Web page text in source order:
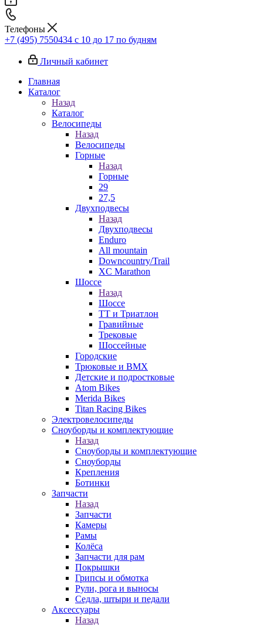
Телефоны
+7 (495) 7550434 с 10 до 17 по будням
Личный кабинет
Главная
Каталог
Назад
Каталог
Велосипеды
Назад
Велосипеды
Горные
Назад
Горные
29
27,5
Двухподвесы
Назад
Двухподвесы
Enduro
All mountain
Downcountry/Trail
XC Marathon
Шоссе
Назад
Шоссе
ТТ и Триатлон
Гравийные
Трековые
Шоссейные
Городские
Трюковые и BMX
Детские и подростковые
Atom Bikes
Merida Bikes
Titan Racing Bikes
Электровелосипеды
Cноуборды и комплектующие
Назад
Cноуборды и комплектующие
Сноуборды
Крепления
Ботинки
Запчасти
Назад
Запчасти
Камеры
Рамы
Колёса
Запчасти для рам
Покрышки
Грипсы и обмотка
Рули, рога и выносы
Седла, штыри и педали
Аксессуары
Назад